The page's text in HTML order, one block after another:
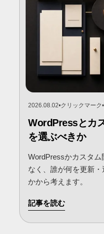
2026.08.02•クリックマーク•
WordPressとカ
を選ぶべきか
WordPressかカスタ
なく、誰が何を更新
かから考えます。
記事を読む